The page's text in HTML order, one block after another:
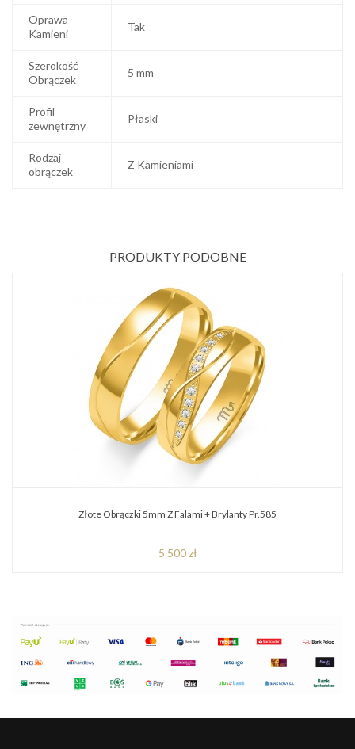
Oprawa
Kamieni
Tak
Szerokość
Obrączek
5 mm
Profil
zewnętrzny
Płaski
Rodzaj
obrączek
Z Kamieniami
PRODUKTY PODOBNE
Złote Obrączki 5mm Z Falami + Brylanty Pr.585
5 500 zł